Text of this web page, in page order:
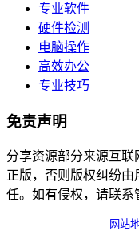
专业软件
硬件检测
电脑操作
高效办公
专业技巧
免责声明
分享资源部分来源互
正版，否则版权纠纷
任。如有侵权，请联系
网站